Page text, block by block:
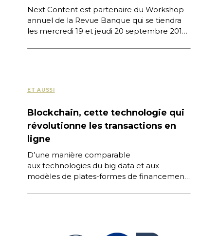
Next Content est partenaire du Workshop
annuel de la Revue Banque qui se tiendra
les mercredi 19 et jeudi 20 septembre 2018
ET AUSSI
Blockchain, cette technologie qui
révolutionne les transactions en
ligne
D’une manière comparable
aux technologies du big data et aux
modèles de plates-formes de financement